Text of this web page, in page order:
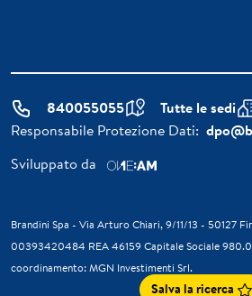
840055055 Tutte le sedi
Responsabile Protezione Dati:
Sviluppato da
Brandini Spa - Via Arturo Chiari, 9/11/13 - 50127
00393420484 REA 46159 Capitale Sociale
coordinamento: MGN Investimenti Srl.
Salva la ricerca